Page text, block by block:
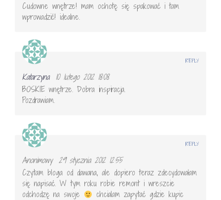
Cudowne wnętrze! mam ochotę się spakować i tam
wprowadzić! idealne.
Katarzyna
10 lutego 2012 18:08
BOSKIE wnętrze. Dobra inspiracja.
Pozdrawiam.
REPLY
Anonimowy 29 stycznia 2012 12:55
Czytam bloga od dawana, ale dopiero teraz zdecydowałam
się napisać. W tym roku robie remont i wreszcie
odchodzę na swoje
chcialam zapytać gdzie kupic
REPLY